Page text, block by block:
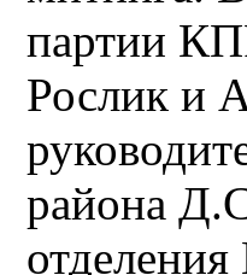
партии
Рослик и
района